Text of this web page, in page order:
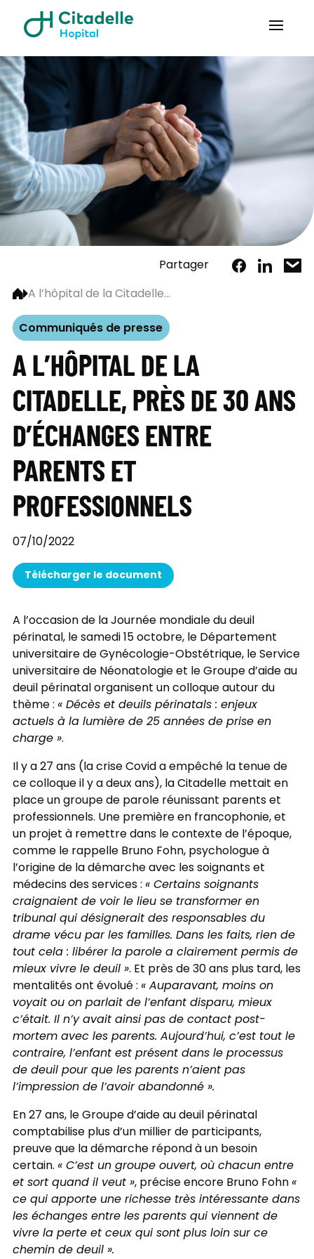
Partager
A l’hôpital de la Citadelle...
Communiqués de presse
A L’HÔPITAL DE LA
CITADELLE, PRÈS DE 30 ANS
D’ÉCHANGES ENTRE
PARENTS ET
PROFESSIONNELS
07/10/2022
Télécharger le document
A l’occasion de la Journée mondiale du deuil
périnatal, le samedi 15 octobre, le Département
universitaire de Gynécologie-Obstétrique, le Service
universitaire de Néonatologie et le Groupe d’aide au
deuil périnatal organisent un colloque autour du
thème :« Décès et deuils périnatals : enjeux
actuels à la lumière de 25 années de prise en
charge ».
Il y a 27 ans (la crise Covid a empêché la tenue de
ce colloque il y a deux ans), la Citadelle mettait en
place un groupe de parole réunissant parents et
professionnels. Une première en francophonie, et
un projet à remettre dans le contexte de l’époque,
comme le rappelle Bruno Fohn, psychologue à
l’origine de la démarche avec les soignants et
médecins des services :« Certains soignants
craignaient de voir le lieu se transformer en
tribunal qui désignerait des responsables du
drame vécu par les familles. Dans les faits, rien de
tout cela : libérer la parole a clairement permis de
mieux vivre le deuil ». Et près de 30 ans plus tard, les
mentalités ont évolué :« Auparavant, moins on
voyait ou on parlait de l’enfant disparu, mieux
c’était. Il n’y avait ainsi pas de contact post-
mortem avec les parents. Aujourd’hui, c’est tout le
contraire, l’enfant est présent dans le processus
de deuil pour que les parents n’aient pas
l’impression de l’avoir abandonné ».
En 27 ans, le Groupe d’aide au deuil périnatal
comptabilise plus d’un millier de participants,
preuve que la démarche répond à un besoin
certain.« C’est un groupe ouvert, où chacun entre
et sort quand il veut », précise encore Bruno Fohn«
ce qui apporte une richesse très intéressante dans
les échanges entre les parents qui viennent de
vivre la perte et ceux qui sont plus loin sur ce
chemin de deuil ».